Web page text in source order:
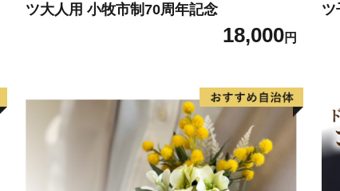
市内には、高砂神社・生石
どの社寺や石の宝殿など
ツ大人用 小牧市制70周年記念
18,000円
ツ